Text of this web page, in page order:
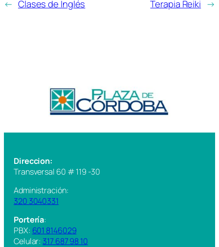
← Clases de Inglés Terapia Reiki →
Direccion:
Transversal 60 # 119 -30
Administración:
320 3040331
Portería:
PBX: 601 8146029
Celular: 317 687 98 10